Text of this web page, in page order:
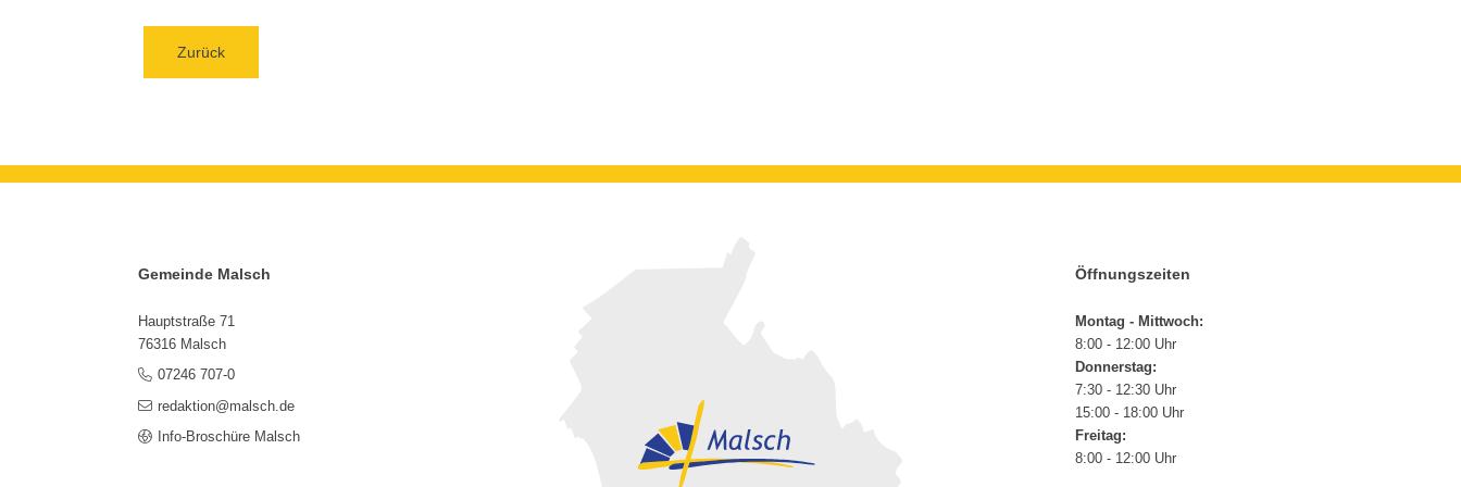
Zurück
Gemeinde Malsch
Hauptstraße 71
76316 Malsch
07246 707-0
redaktion@malsch.de
Info-Broschüre Malsch
Öffnungszeiten
Montag - Mittwoch:
8:00 - 12:00 Uhr
Donnerstag:
7:30 - 12:30 Uhr
15:00 - 18:00 Uhr
Freitag:
8:00 - 12:00 Uhr